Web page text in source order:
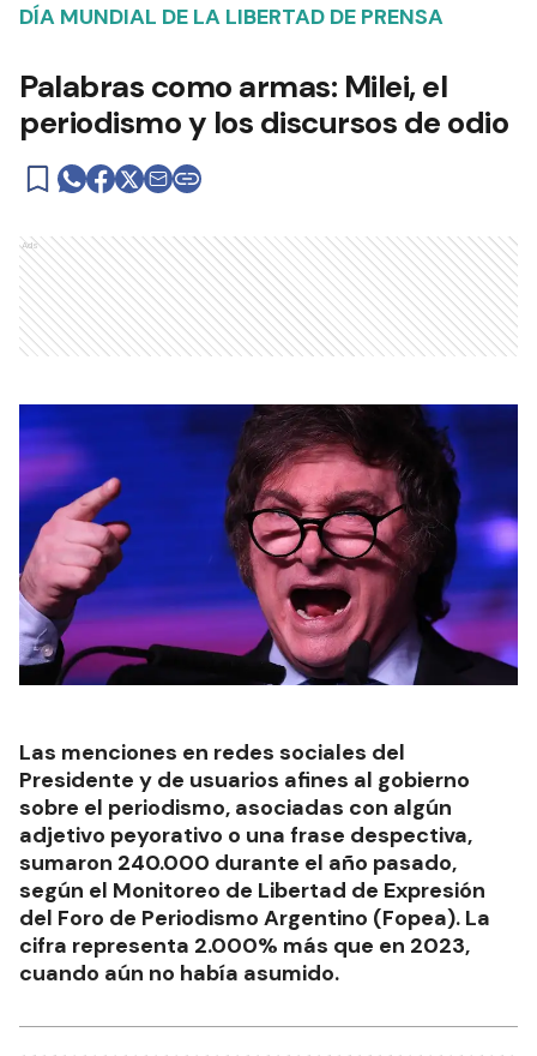
DÍA MUNDIAL DE LA LIBERTAD DE PRENSA
Palabras como armas: Milei, el
periodismo y los discursos de odio
Ads
Las menciones en redes sociales del
Presidente y de usuarios afines al gobierno
sobre el periodismo, asociadas con algún
adjetivo peyorativo o una frase despectiva,
sumaron 240.000 durante el año pasado,
según el Monitoreo de Libertad de Expresión
del Foro de Periodismo Argentino (Fopea). La
cifra representa 2.000% más que en 2023,
cuando aún no había asumido.